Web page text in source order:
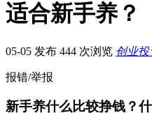
适合新手养？
05-05 发布 444 次浏览 创业投
报错/举报
新手养什么比较挣钱？